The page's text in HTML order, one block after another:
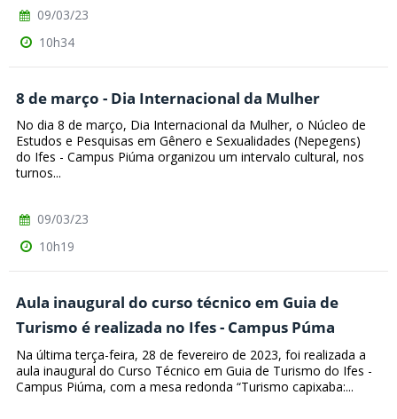
09/03/23
10h34
8 de março - Dia Internacional da Mulher
No dia 8 de março, Dia Internacional da Mulher, o Núcleo de
Estudos e Pesquisas em Gênero e Sexualidades (Nepegens)
do Ifes - Campus Piúma organizou um intervalo cultural, nos
turnos...
09/03/23
10h19
Aula inaugural do curso técnico em Guia de
Turismo é realizada no Ifes - Campus Púma
Na última terça-feira, 28 de fevereiro de 2023, foi realizada a
aula inaugural do Curso Técnico em Guia de Turismo do Ifes -
Campus Piúma, com a mesa redonda “Turismo capixaba:...